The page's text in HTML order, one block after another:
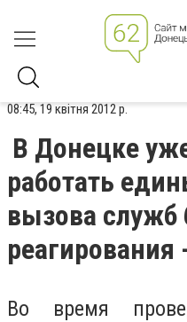
08:45, 19 квітня 2012 р.
В Донецке
работать
вызова служб
реагирования
Во время